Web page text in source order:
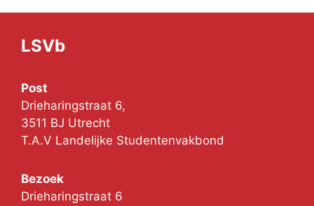
LSVb
Post
Drieharingstraat 6,
3511 BJ Utrecht
T.A.V Landelijke Studentenvakbond
Bezoek
Drieharingstraat 6